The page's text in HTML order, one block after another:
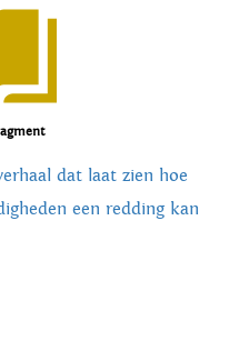
dat laat zien hoe
een redding kan